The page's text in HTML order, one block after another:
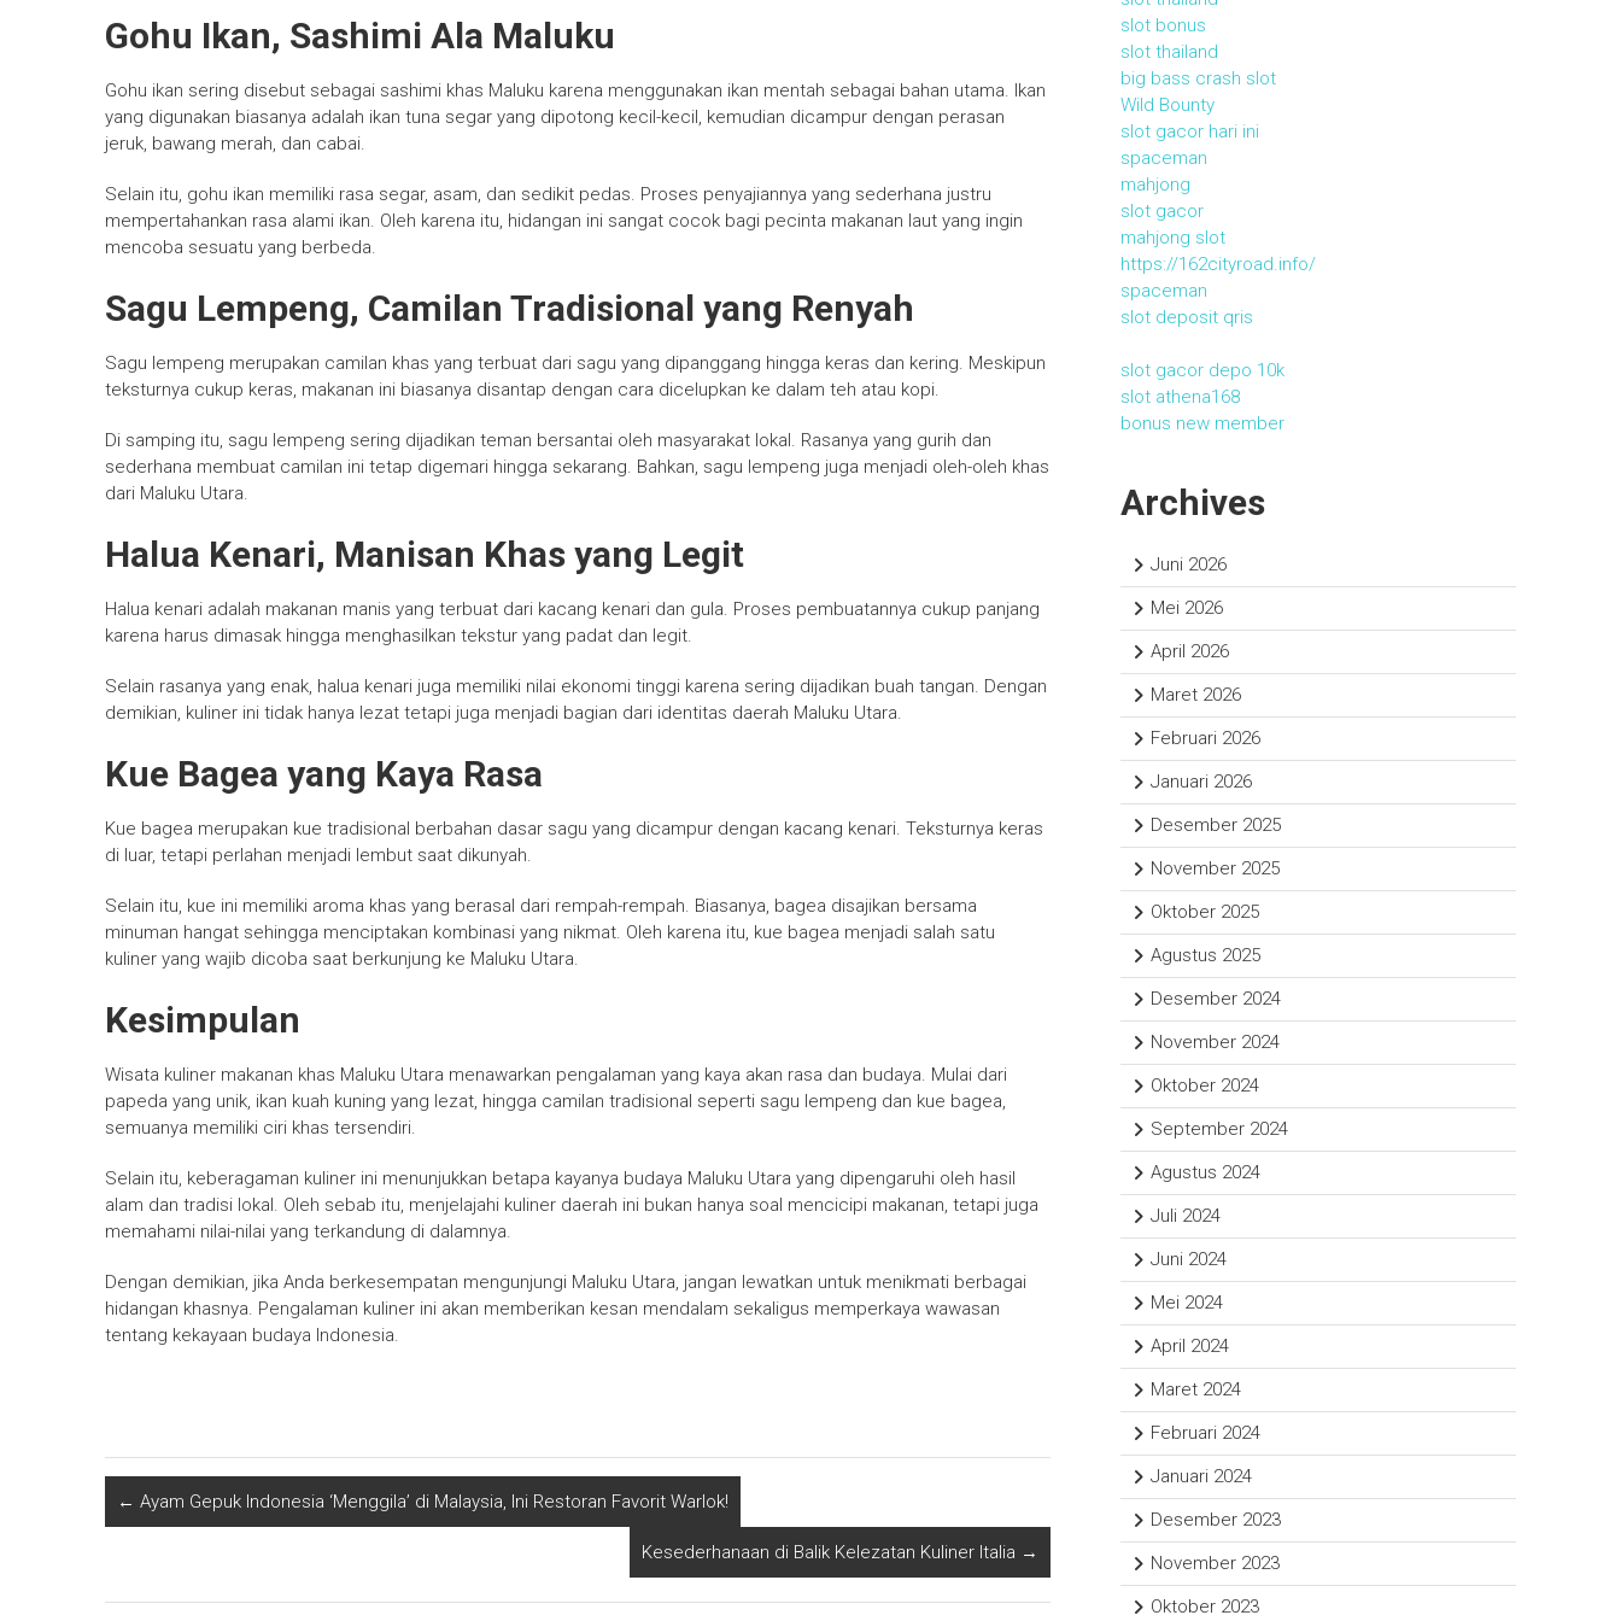
Gohu Ikan, Sashimi Ala Maluku
Gohu ikan sering disebut sebagai sashimi khas Maluku karena menggunakan ikan mentah sebagai bahan utama. Ikan
yang digunakan biasanya adalah ikan tuna segar yang dipotong kecil-kecil, kemudian dicampur dengan perasan
jeruk, bawang merah, dan cabai.
Selain itu, gohu ikan memiliki rasa segar, asam, dan sedikit pedas. Proses penyajiannya yang sederhana justru
mempertahankan rasa alami ikan. Oleh karena itu, hidangan ini sangat cocok bagi pecinta makanan laut yang ingin
mencoba sesuatu yang berbeda.
Sagu Lempeng, Camilan Tradisional yang Renyah
Sagu lempeng merupakan camilan khas yang terbuat dari sagu yang dipanggang hingga keras dan kering. Meskipun
teksturnya cukup keras, makanan ini biasanya disantap dengan cara dicelupkan ke dalam teh atau kopi.
Di samping itu, sagu lempeng sering dijadikan teman bersantai oleh masyarakat lokal. Rasanya yang gurih dan
sederhana membuat camilan ini tetap digemari hingga sekarang. Bahkan, sagu lempeng juga menjadi oleh-oleh khas
dari Maluku Utara.
Halua Kenari, Manisan Khas yang Legit
Halua kenari adalah makanan manis yang terbuat dari kacang kenari dan gula. Proses pembuatannya cukup panjang
karena harus dimasak hingga menghasilkan tekstur yang padat dan legit.
Selain rasanya yang enak, halua kenari juga memiliki nilai ekonomi tinggi karena sering dijadikan buah tangan. Dengan
demikian, kuliner ini tidak hanya lezat tetapi juga menjadi bagian dari identitas daerah Maluku Utara.
Kue Bagea yang Kaya Rasa
Kue bagea merupakan kue tradisional berbahan dasar sagu yang dicampur dengan kacang kenari. Teksturnya keras
di luar, tetapi perlahan menjadi lembut saat dikunyah.
Selain itu, kue ini memiliki aroma khas yang berasal dari rempah-rempah. Biasanya, bagea disajikan bersama
minuman hangat sehingga menciptakan kombinasi yang nikmat. Oleh karena itu, kue bagea menjadi salah satu
kuliner yang wajib dicoba saat berkunjung ke Maluku Utara.
Kesimpulan
Wisata kuliner makanan khas Maluku Utara menawarkan pengalaman yang kaya akan rasa dan budaya. Mulai dari
papeda yang unik, ikan kuah kuning yang lezat, hingga camilan tradisional seperti sagu lempeng dan kue bagea,
semuanya memiliki ciri khas tersendiri.
Selain itu, keberagaman kuliner ini menunjukkan betapa kayanya budaya Maluku Utara yang dipengaruhi oleh hasil
alam dan tradisi lokal. Oleh sebab itu, menjelajahi kuliner daerah ini bukan hanya soal mencicipi makanan, tetapi juga
memahami nilai-nilai yang terkandung di dalamnya.
Dengan demikian, jika Anda berkesempatan mengunjungi Maluku Utara, jangan lewatkan untuk menikmati berbagai
hidangan khasnya. Pengalaman kuliner ini akan memberikan kesan mendalam sekaligus memperkaya wawasan
tentang kekayaan budaya Indonesia.
← Ayam Gepuk Indonesia ‘Menggila’ di Malaysia, Ini Restoran Favorit Warlok!
Kesederhanaan di Balik Kelezatan Kuliner Italia →
slot bonus
slot thailand
big bass crash slot
Wild Bounty
slot gacor hari ini
spaceman
mahjong
slot gacor
mahjong slot
https://162cityroad.info/
spaceman
slot deposit qris
slot gacor depo 10k
slot athena168
bonus new member
Archives
Juni 2026
Mei 2026
April 2026
Maret 2026
Februari 2026
Januari 2026
Desember 2025
November 2025
Oktober 2025
Agustus 2025
Desember 2024
November 2024
Oktober 2024
September 2024
Agustus 2024
Juli 2024
Juni 2024
Mei 2024
April 2024
Maret 2024
Februari 2024
Januari 2024
Desember 2023
November 2023
Oktober 2023